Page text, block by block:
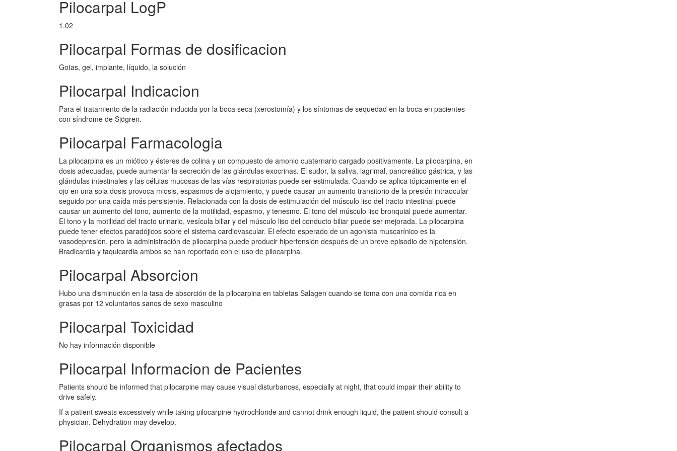
Pilocarpal LogP
1.02
Pilocarpal Formas de dosificacion
Gotas, gel, implante, líquido, la solución
Pilocarpal Indicacion
Para el tratamiento de la radiación inducida por la boca seca (xerostomía) y los síntomas de sequedad en la boca en pacientes
con síndrome de Sjögren.
Pilocarpal Farmacologia
La pilocarpina es un miótico y ésteres de colina y un compuesto de amonio cuaternario cargado positivamente. La pilocarpina, en
dosis adecuadas, puede aumentar la secreción de las glándulas exocrinas. El sudor, la saliva, lagrimal, pancreático gástrica, y las
glándulas intestinales y las células mucosas de las vías respiratorias puede ser estimulada. Cuando se aplica tópicamente en el
ojo en una sola dosis provoca miosis, espasmos de alojamiento, y puede causar un aumento transitorio de la presión intraocular
seguido por una caída más persistente. Relacionada con la dosis de estimulación del músculo liso del tracto intestinal puede
causar un aumento del tono, aumento de la motilidad, espasmo, y tenesmo. El tono del músculo liso bronquial puede aumentar.
El tono y la motilidad del tracto urinario, vesícula biliar y del músculo liso del conducto biliar puede ser mejorada. La pilocarpina
puede tener efectos paradójicos sobre el sistema cardiovascular. El efecto esperado de un agonista muscarínico es la
vasodepresión, pero la administración de pilocarpina puede producir hipertensión después de un breve episodio de hipotensión.
Bradicardia y taquicardia ambos se han reportado con el uso de pilocarpina.
Pilocarpal Absorcion
Hubo una disminución en la tasa de absorción de la pilocarpina en tabletas Salagen cuando se toma con una comida rica en
grasas por 12 voluntarios sanos de sexo masculino
Pilocarpal Toxicidad
No hay información disponible
Pilocarpal Informacion de Pacientes
Patients should be informed that pilocarpine may cause visual disturbances, especially at night, that could impair their ability to
drive safely.
If a patient sweats excessively while taking pilocarpine hydrochloride and cannot drink enough liquid, the patient should consult a
physician. Dehydration may develop.
Pilocarpal Organismos afectados